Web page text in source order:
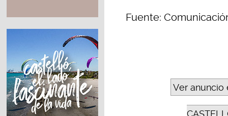
Fuente:
Ver anuncio